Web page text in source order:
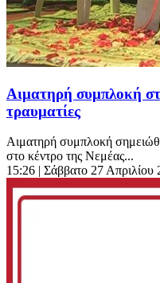
Αιματηρή συμπλοκή
τραυματίες
Αιματηρή συμπλοκή
στο κέντρο της Νεμέας...
15:26 | Σάββατο 27 Απριλίου